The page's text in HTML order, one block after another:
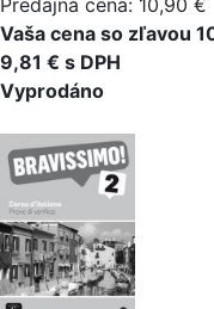
Predajná cena: 10,90 €
Vaša cena so zľavou
9,81 € s DPH
Vyprodáno